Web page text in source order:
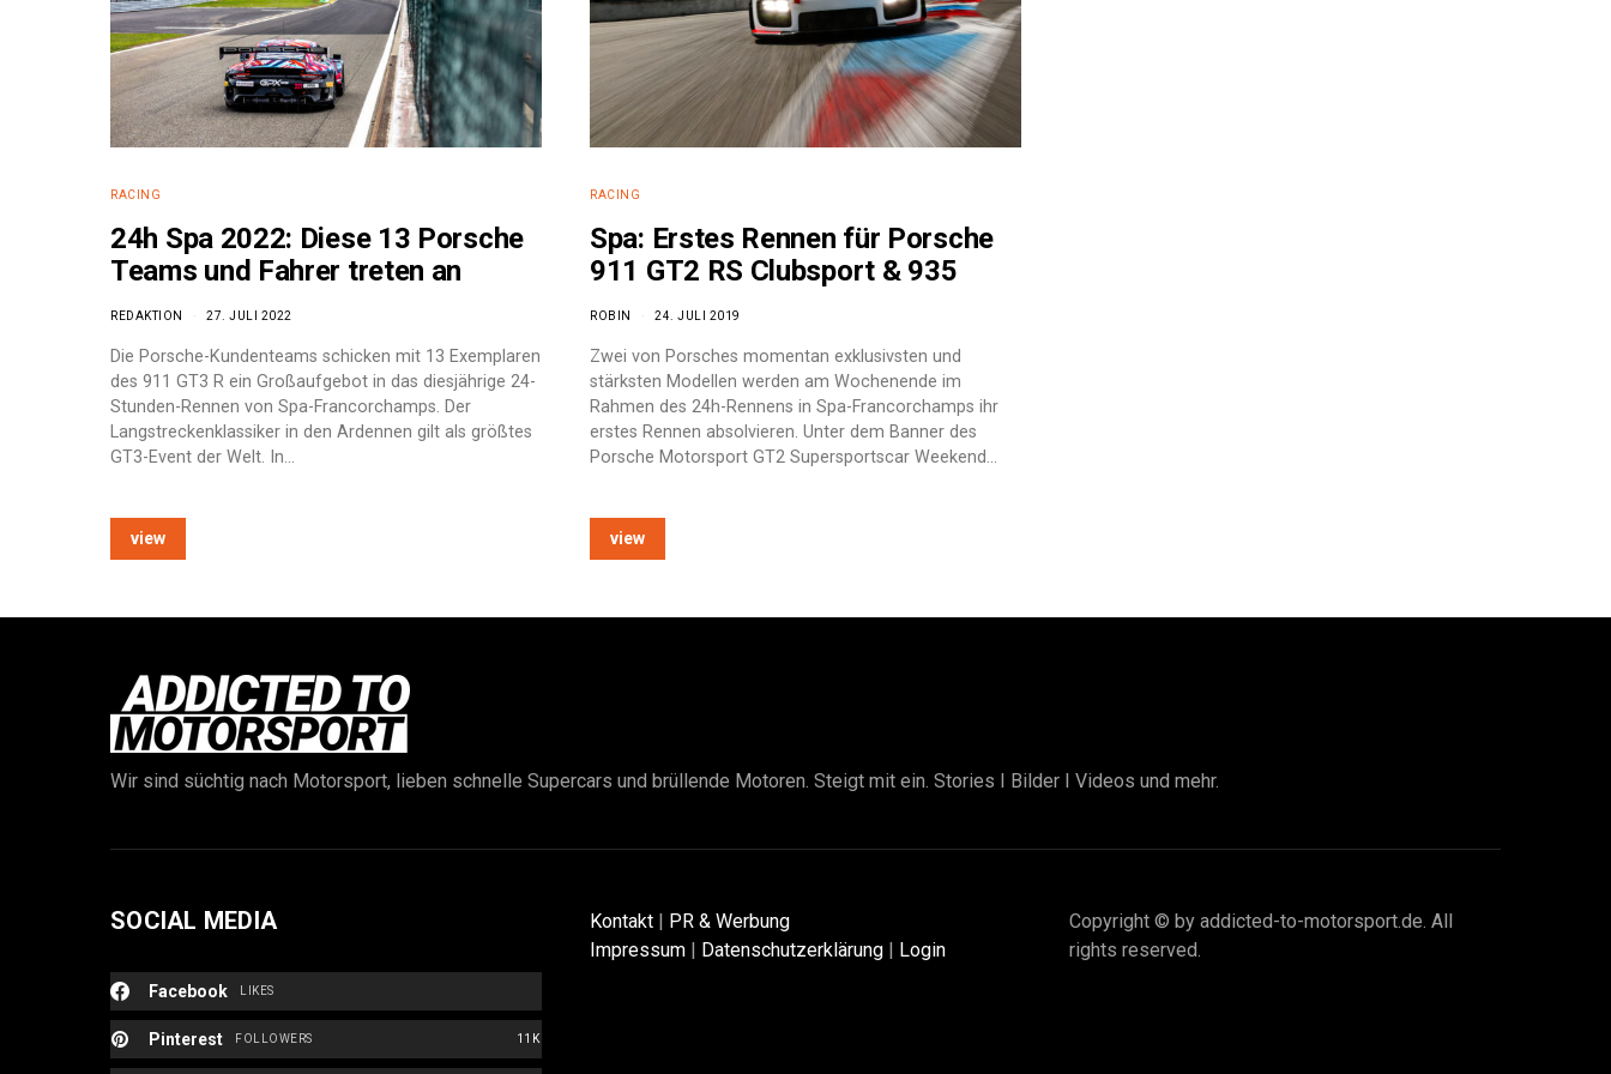
RACING
24h Spa 2022: Diese 13 Porsche
Teams und Fahrer treten an
REDAKTION 27. JULI 2022
Die Porsche-Kundenteams schicken mit 13 Exemplaren
des 911 GT3 R ein Großaufgebot in das diesjährige 24-
Stunden-Rennen von Spa-Francorchamps. Der
Langstreckenklassiker in den Ardennen gilt als größtes
GT3-Event der Welt. In…
view
RACING
Spa: Erstes Rennen für Porsche
911 GT2 RS Clubsport & 935
ROBIN 24. JULI 2019
Zwei von Porsches momentan exklusivsten und
stärksten Modellen werden am Wochenende im
Rahmen des 24h-Rennens in Spa-Francorchamps ihr
erstes Rennen absolvieren. Unter dem Banner des
Porsche Motorsport GT2 Supersportscar Weekend…
view
Wir sind süchtig nach Motorsport, lieben schnelle Supercars und brüllende Motoren. Steigt mit ein. Stories I Bilder I Videos und mehr.
SOCIAL MEDIA
Facebook LIKES
Pinterest 11K
FOLLOWERS
Kontakt | PR & Werbung
Impressum | Datenschutzerklärung | Login
Copyright © by addicted-to-motorsport.de. All
rights reserved.